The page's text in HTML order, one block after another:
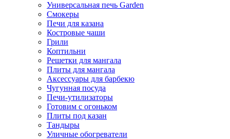
Универсальная печь Garden
Смокеры
Печи для казана
Костровые чаши
Грили
Коптильни
Решетки для мангала
Плиты для мангала
Аксессуары для барбекю
Чугунная посуда
Печи-утилизаторы
Готовим с огоньком
Плиты под казан
Тандыры
Уличные обогреватели